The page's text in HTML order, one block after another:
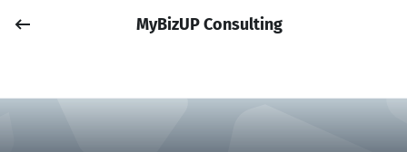
Anmelden
MyBizUP Consulting